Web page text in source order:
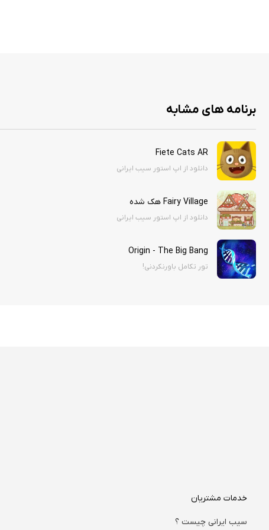
پس از وارد کردن مشخصات بالا اپلیکیشن لود می‌شود.
اگر برنامه درخواست اپل آیدی کرد کنسل را بزنید.
برنامه های مشابه
Fiete Cats AR
دانلود از اپ استور سیب ایرانی
Fairy Village هک شده
دانلود از اپ استور سیب ایرانی
Origin - The Big Bang
تور تکامل باورنکردنی!
خدمات مشتریان
سیب ایرانی چیست ؟